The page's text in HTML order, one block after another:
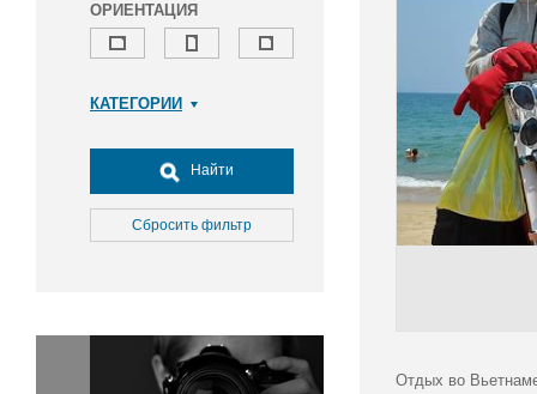
ОРИЕНТАЦИЯ
КАТЕГОРИИ
Досуг, туризм и отдых
Культура
Медицина
Окружающая среда
Политика
Найти
Сбросить фильтр
Отдых во